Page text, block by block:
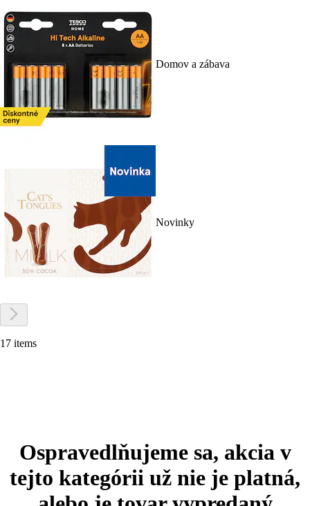
Domov a zábava
Novinky
17 items
Ospravedlňujeme sa, akcia v
tejto kategórii už nie je platná,